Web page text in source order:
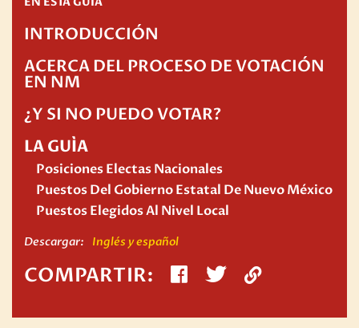
INTRODUCCIÓN
ACERCA DEL PROCESO DE VOTACIÓN
EN NM
¿Y SI NO PUEDO VOTAR?
LA GUÍA
Posiciones Electas Nacionales
Puestos Del Gobierno Estatal De Nuevo México
Puestos Elegidos Al Nivel Local
Descargar: Inglés y español
COMPARTIR: SHARE
FACEBOOK
SHARE
ON
TWITTER
Copiar